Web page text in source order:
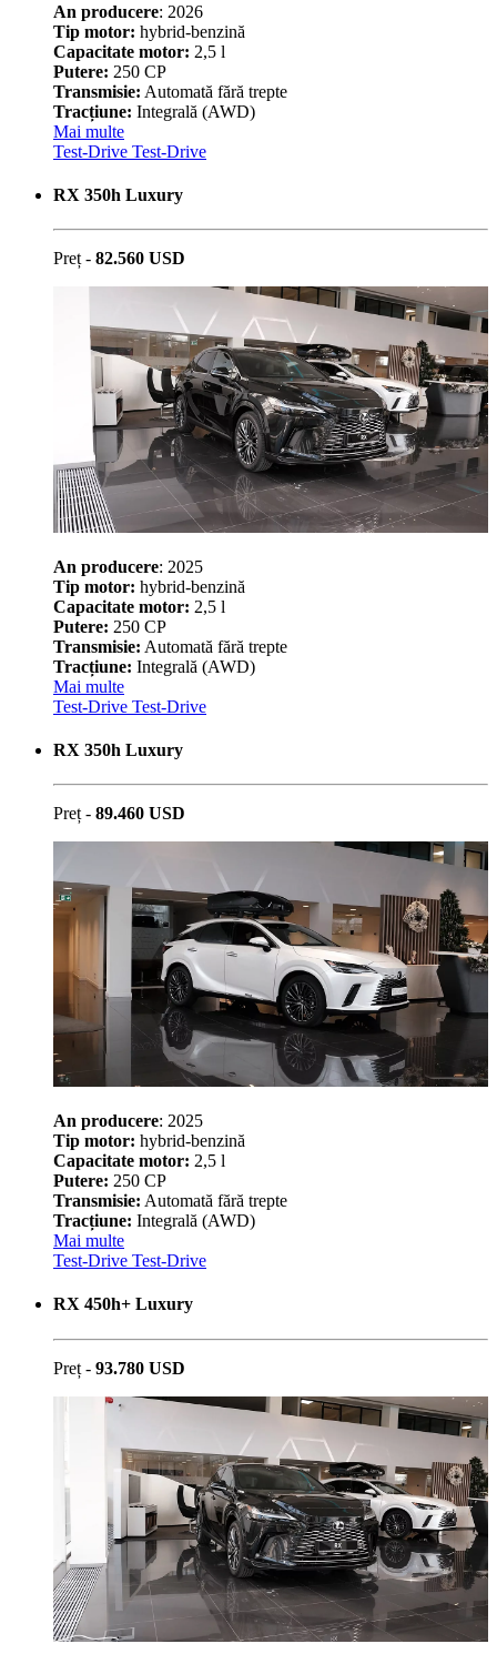
An producere: 2026
Tip motor: hybrid-benzină
Capacitate motor: 2,5 l
Putere: 250 CP
Transmisie: Automată fără trepte
Tracțiune: Integrală (AWD)
Mai multe
Test-Drive Test-Drive
RX 350h Luxury
Preț - 82.560 USD
An producere: 2025
Tip motor: hybrid-benzină
Capacitate motor: 2,5 l
Putere: 250 CP
Transmisie: Automată fără trepte
Tracțiune: Integrală (AWD)
Mai multe
Test-Drive Test-Drive
RX 350h Luxury
Preț - 89.460 USD
An producere: 2025
Tip motor: hybrid-benzină
Capacitate motor: 2,5 l
Putere: 250 CP
Transmisie: Automată fără trepte
Tracțiune: Integrală (AWD)
Mai multe
Test-Drive Test-Drive
RX 450h+ Luxury
Preț - 93.780 USD